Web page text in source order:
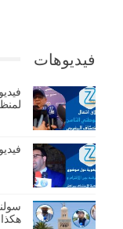
فيديوهات